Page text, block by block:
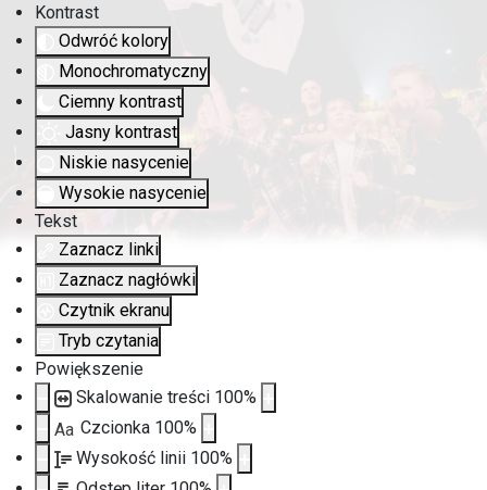
Kontrast
Odwróć kolory
Monochromatyczny
Ciemny kontrast
Jasny kontrast
Niskie nasycenie
Wysokie nasycenie
Tekst
Zaznacz linki
Zaznacz nagłówki
Czytnik ekranu
Tryb czytania
Powiększenie
Skalowanie treści 100%
Aa Czcionka 100%
Wysokość linii 100%